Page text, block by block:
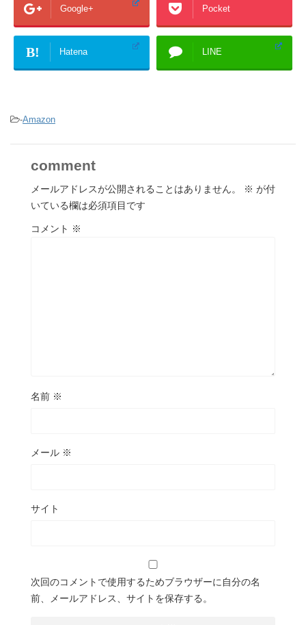
Google+ Pocket
B! Hatena LINE
-Amazon
comment
メールアドレスが公開されることはありません。 ※ が付
いている欄は必須項目です
コメント ※
名前 ※
メール ※
サイト
次回のコメントで使用するためブラウザーに自分の名
前、メールアドレス、サイトを保存する。